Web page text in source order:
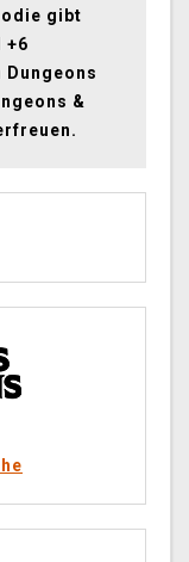
gibt
+6
Dungeons
&